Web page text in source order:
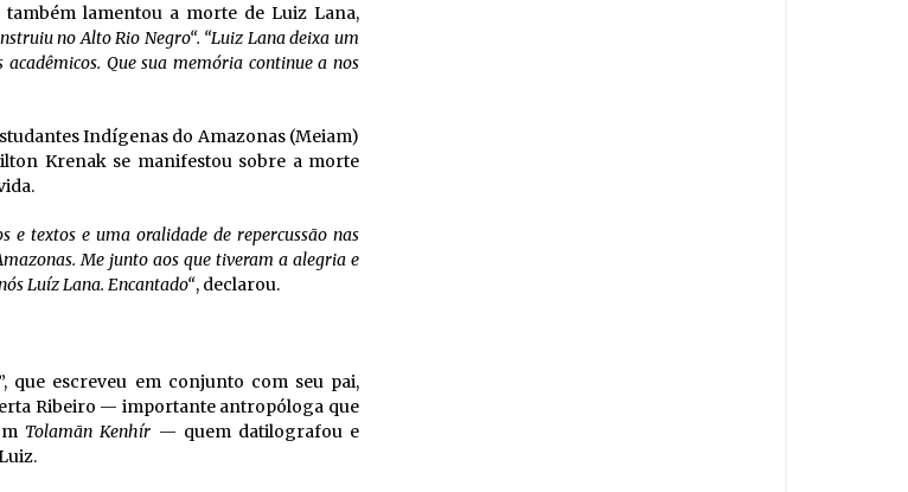
lamentou a morte de Luiz Lana,
no Alto Rio Negro“. “Luiz Lana deixa um
Que sua memória continue a nos
Indígenas do Amazonas (Meiam)
Krenak se manifestou sobre a morte
e textos e uma oralidade de repercussão nas
Me junto aos que tiveram a alegria e
Luíz Lana. Encantado“, declarou.
que escreveu em conjunto com seu pai,
Ribeiro — importante antropóloga que
Tolamãn Kenhír — quem datilografou e